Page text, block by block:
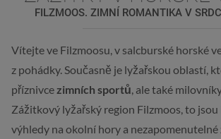
FILZMOOS. ZIMNÍ ROMANTIKA V
Vítejte ve Filzmoosu, v salcburské horské
z pohádky. Současně je lyžařskou oblastí,
příznivce zimních sportů , ale také
Zážitkový lyžařský region Filzmoos, to
výhledy na okolní hory a nezapomenutelné